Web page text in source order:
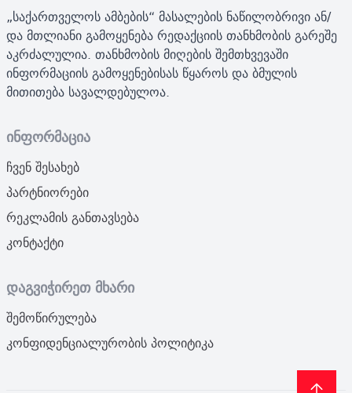
„საქართველოს ამბების“ მასალების ნაწილობრივი ან/
და მთლიანი გამოყენება რედაქციის თანხმობის გარეშე
აკრძალულია. თანხმობის მიღების შემთხვევაში
ინფორმაციის გამოყენებისას წყაროს და ბმულის
მითითება სავალდებულოა.
ინფორმაცია
ჩვენ შესახებ
პარტნიორები
რეკლამის განთავსება
კონტაქტი
დაგვიჭირეთ მხარი
შემოწირულება
კონფიდენციალურობის პოლიტიკა